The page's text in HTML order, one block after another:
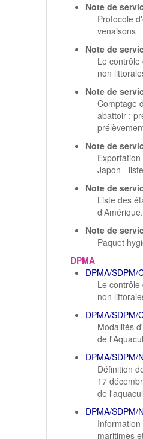
Note de
Protocole
venaisons
Note de
Le
non
Note de
Comptage
abattoir ;
Note de
Japon -
Note de
Liste des
d'Amérique.
Note de
Paquet
DPMA
DPMA/SDPM/
Le
non
DPMA/SDPM/
Modalités
de
DPMA/SDPM/
Définition
17
de
DPMA/SDPM/
maritimes